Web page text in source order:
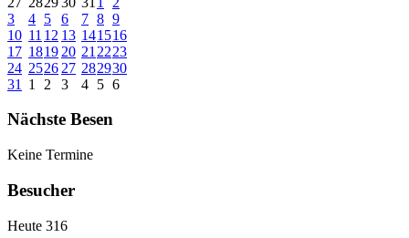
3
4 5 6 7 8 9
10 11 12 13 141516
17 1819 20 21 2223
24 2526 27 282930
31
1 2 3 4 5 6
Nächste Besen
Keine Termine
Besucher
Heute 316